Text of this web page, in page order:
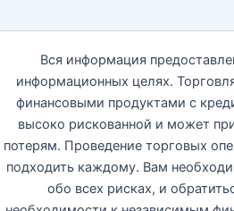
Вся информация
информационных целях.
финансовыми продуктами с
высоко рискованной и может
потерям. Проведение торговых
подходить каждому. Вам
обо всех рисках, и